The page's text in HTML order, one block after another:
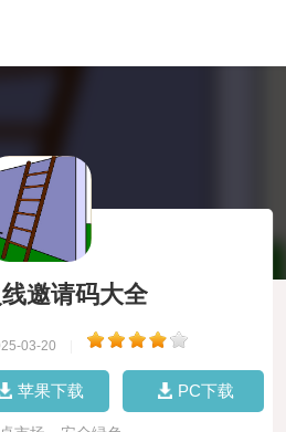
邀请码大全
03-20
苹果下载 PC下载